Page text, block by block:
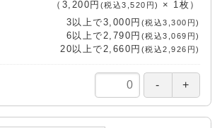
（ 3,200円 (税込3,520円) × 1 枚 ）
3以上で3,000円 (税込3,300円)
6以上で2,790円 (税込3,069円)
20以上で2,660円 (税込2,926円)